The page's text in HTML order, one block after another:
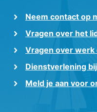
Neem contact op
Vragen over het
Vragen over werk
Dienstverlening
Meld je aan voor